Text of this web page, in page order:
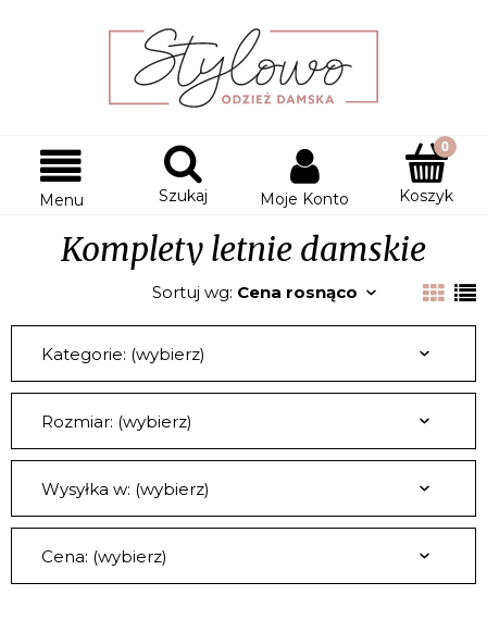
Menu Szukaj Moje Konto Koszyk
Komplety letnie damskie
Sortuj wg: Cena rosnąco
Kategorie: (wybierz)
Rozmiar: (wybierz)
Wysyłka w: (wybierz)
Cena: (wybierz)